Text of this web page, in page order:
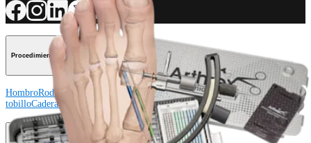
Procedimiento
HombroRodilla Codo Mano y muñeca Pie y
tobilloCaderaOrtobiológicos Cirugía cardiotorácicaColumna vertebral